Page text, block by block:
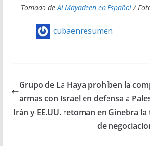
Tomado de Al Mayadeen en Español/
cubaenresumen
Grupo de La Haya prohíben la
armas con Israel en defensa a
Irán y EE.UU. retoman en Ginebra
de